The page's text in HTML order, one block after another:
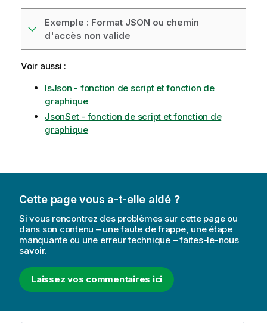
Exemple : Format JSON ou chemin
d'accès non valide
Voir aussi :
IsJson - fonction de script et fonction de
graphique
JsonSet - fonction de script et fonction de
graphique
Cette page vous a-t-elle aidé ?
Si vous rencontrez des problèmes sur cette page ou
dans son contenu – une faute de frappe, une étape
manquante ou une erreur technique – faites-le-nous
savoir.
Laissez vos commentaires ici